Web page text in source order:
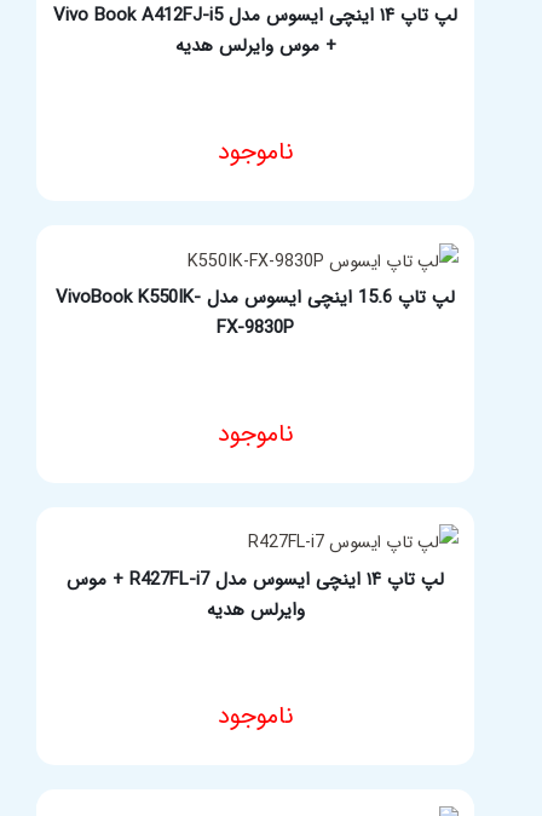
لپ تاپ ۱۴ اینچی ایسوس مدل Vivo Book A412FJ-i5
+ موس وایرلس هدیه
ناموجود
لپ تاپ 15.6 اینچی ایسوس مدل VivoBook K550IK-
FX-9830P
ناموجود
لپ تاپ ۱۴ اینچی ایسوس مدل R427FL-i7 + موس
وایرلس هدیه
ناموجود